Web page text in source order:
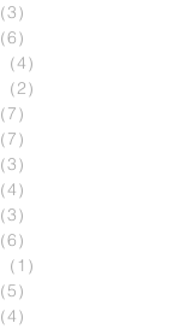
（3）
（6）
（4）
（2）
（7）
（7）
（3）
（4）
（3）
（6）
（1）
（5）
（4）